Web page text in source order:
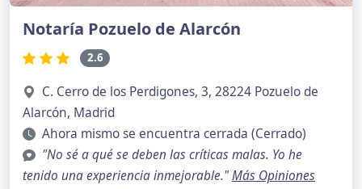
Notaría Pozuelo de Alarcón
2.6
C. Cerro de los Perdigones, 3, 28224 Pozuelo de
Alarcón, Madrid
Ahora mismo se encuentra cerrada (Cerrado)
"No sé a qué se deben las críticas malas. Yo he
tenido una experiencia inmejorable."Más Opiniones